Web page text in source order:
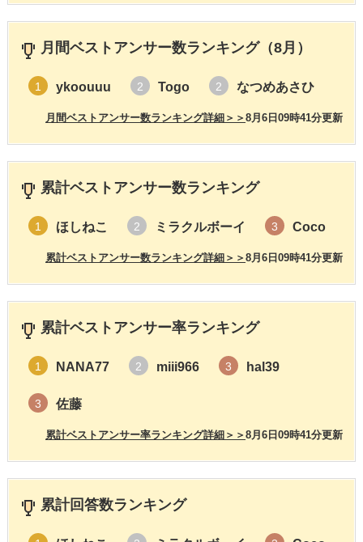
月間ベストアンサー数ランキング（8月）
1 ykoouuu 2 Togo 2 なつめあさひ
8月6日09時41分更新
月間ベストアンサー数ランキング詳細＞＞
累計ベストアンサー数ランキング
1 ほしねこ 2 ミラクルボーイ 3 Coco
8月6日09時41分更新
累計ベストアンサー数ランキング詳細＞＞
累計ベストアンサー率ランキング
1 NANA77 2 miii966 3 hal39
3 佐藤
8月6日09時41分更新
累計ベストアンサー率ランキング詳細＞＞
累計回答数ランキング